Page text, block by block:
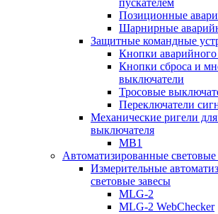
пускателем
Позиционные
Шарнирные
Защитные командные
Кнопки аварийного
Кнопки сброса и
выключатели
Тросовые
Переключатели
Механические ригели
выключателя
MB1
Автоматизированные световые
Измерительные
световые завесы
MLG-2
MLG-2 WebChecker